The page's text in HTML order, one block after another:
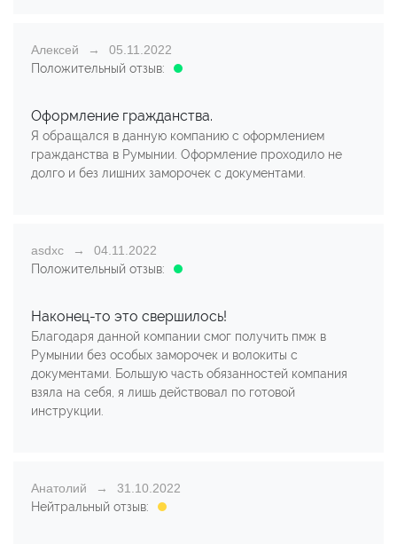
Алексей
05.11.2022
Положительный отзыв:
Оформление гражданства.
Я обращался в данную компанию с оформлением
гражданства в Румынии. Оформление проходило не
долго и без лишних заморочек с документами.
asdxc
04.11.2022
Положительный отзыв:
Наконец-то это свершилось!
Благодаря данной компании смог получить пмж в
Румынии без особых заморочек и волокиты с
документами. Большую часть обязанностей компания
взяла на себя, я лишь действовал по готовой
инструкции.
Анатолий
31.10.2022
Нейтральный отзыв: